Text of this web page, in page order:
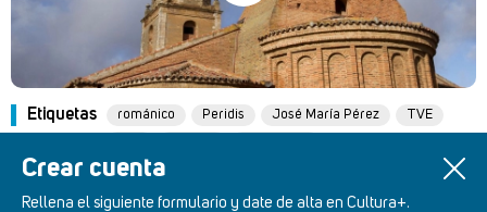
Crear cuenta
Rellena el siguiente formulario y date de alta en Cultura+.
Etiquetas románico Peridis José María Pérez
TVE